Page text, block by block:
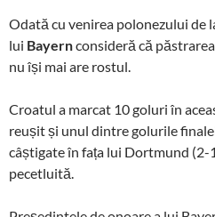
Odată cu venirea polonezului de
lui Bayernconsideră că
nu își mai are rostul.
Croatul a marcat 10 goluri în
reușit și unul dintre golurile
câștigate în fața lui Dortmund (2-
pecetluită.